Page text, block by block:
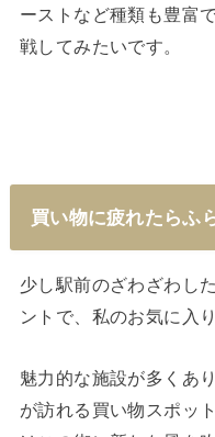
ーストなど種類も豊富
戦してみたいです。
買い物に疲れたらふ
少し駅前のざわざわし
ントで、私のお気に入
魅力的な施設が多くあ
が訪れる買い物スポッ